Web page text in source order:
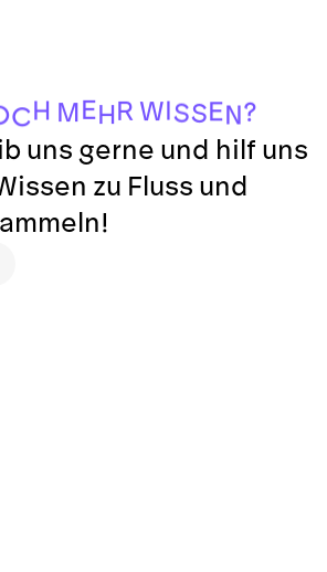
CH MEHR WISSEN?
uns gerne und hilf uns
zu Fluss und